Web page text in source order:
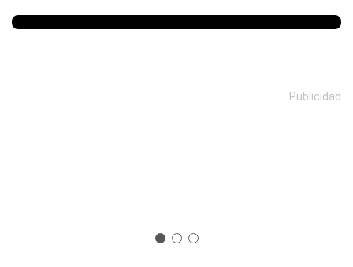
Publicidad